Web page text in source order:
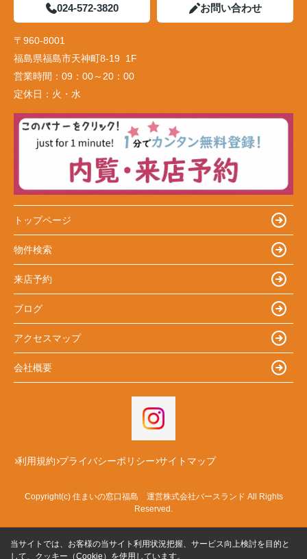
024-572-3820 お問い合わせ
〒960-8001
福島県福島市天神町8-19 1F
営業時間： 09：00～20：00
定休日： 火・水
トップページ
物件検索
来店予約
ブログ
アクセスマップ
会社概要
利用規約 プライバシーポリシー サイトマップ
Copyright(c) 住まいの窓口福島 運営株式会社バースランド All Rights
Reserved.
当サイトでは、お客様の当サイト利用状況把握、サービス向上検討を目的と
して、クッキー（Cookie）を使用しています。